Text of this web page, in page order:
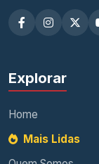
Explorar
Home
Mais Lidas